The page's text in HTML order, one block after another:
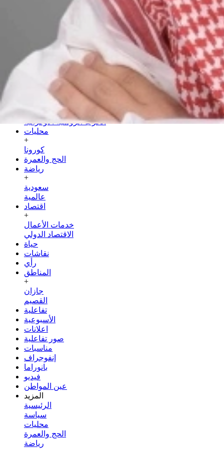
الحرب الروسية الأوكرانية
محليات
+
كورونا
الحج والعمرة
رياضة
+
سعودية
عالمية
اقتصاد
+
خدمات الأعمال
الاقتصاد الدولي
حياة
نقاشات
رأي
المناطق
+
جازان
القصيم
تفاعلية
الأسبوعية
اعلانات
صور تفاعلية
مناسبات
إنفوجراف
بانوراما
فيديو
عين المواطن
المزيد
الرئيسية
سياسة
محليات
الحج والعمرة
رياضة